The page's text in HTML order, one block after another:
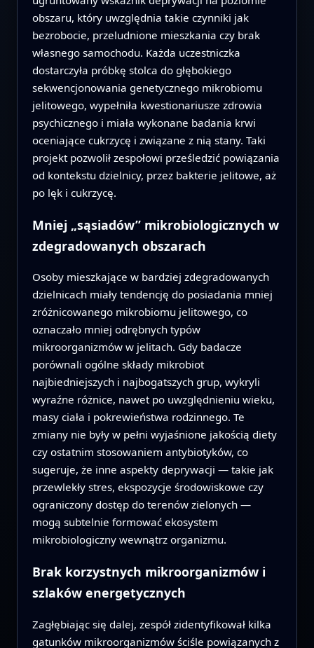
obszaru, który uwzględnia takie czynniki jak
bezrobocie, przeludnione mieszkania czy brak
własnego samochodu. Każda uczestniczka
dostarczyła próbkę stolca do głębokiego
sekwencjonowania genetycznego mikrobiomu
jelitowego, wypełniła kwestionariusze zdrowia
psychicznego i miała wykonane badania krwi
oceniające cukrzycę i związane z nią stany. Taki
projekt pozwolił zespołowi prześledzić powiązania
od kontekstu dzielnicy, przez bakterie jelitowe, aż
po lęk i cukrzycę.
Mniej „sąsiadów” mikrobiologicznych w
zdegradowanych obszarach
Osoby mieszkające w bardziej zdegradowanych
dzielnicach miały tendencję do posiadania mniej
zróżnicowanego mikrobiomu jelitowego, co
oznaczało mniej odrębnych typów
mikroorganizmów w jelitach. Gdy badacze
porównali ogólne składy mikrobiot
najbiedniejszych i najbogatszych grup, wykryli
wyraźne różnice, nawet po uwzględnieniu wieku,
masy ciała i pokrewieństwa rodzinnego. Te
zmiany nie były w pełni wyjaśnione jakością diety
czy ostatnim stosowaniem antybiotyków, co
sugeruje, że inne aspekty deprywacji — takie jak
przewlekły stres, ekspozycje środowiskowe czy
ograniczony dostęp do terenów zielonych —
mogą subtelnie formować ekosystem
mikrobiologiczny wewnątrz organizmu.
Brak korzystnych mikroorganizmów i
szlaków energetycznych
Zagłębiając się dalej, zespół zidentyfikował kilka
gatunków mikroorganizmów ściśle powiązanych z